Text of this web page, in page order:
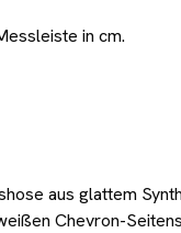
in cm.
aus glattem
Chevron-